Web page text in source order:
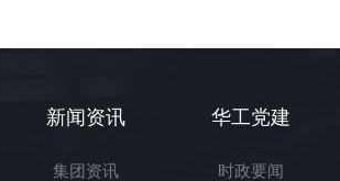
新闻资讯
集团资讯
华工党建
时政要闻